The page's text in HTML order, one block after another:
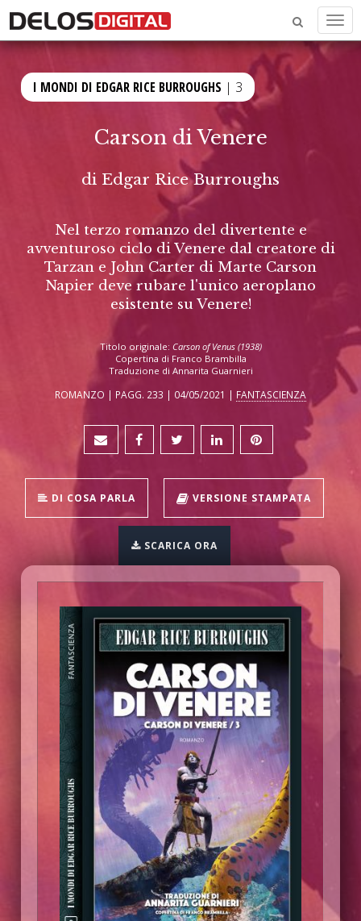
I MONDI DI EDGAR RICE BURROUGHS | 3
Carson di Venere
di Edgar Rice Burroughs
Nel terzo romanzo del divertente e
avventuroso ciclo di Venere dal creatore di
Tarzan e John Carter di Marte Carson
Napier deve rubare l'unico aeroplano
esistente su Venere!
Titolo originale: Carson of Venus (1938)
Copertina di Franco Brambilla
Traduzione di Annarita Guarnieri
ROMANZO | PAGG. 233 | 04/05/2021 | FANTASCIENZA
DI COSA PARLA VERSIONE STAMPATA
SCARICA ORA